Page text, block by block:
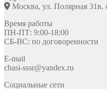
Москва, ул. Полярная
Время работы
ПН-ПТ: 9:00-18:00
СБ-ВС: по договоренности
E-mail
chasi-sssr@yandex.ru
Социальные сети